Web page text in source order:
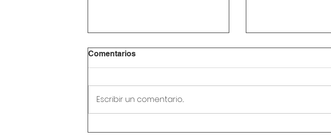
Comentarios
Escribir un comentario...